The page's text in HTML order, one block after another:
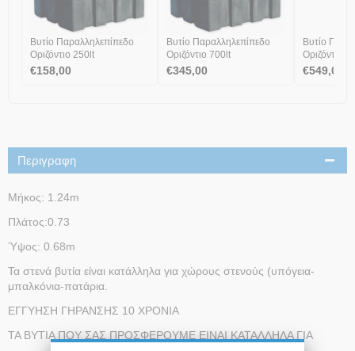
Βυτίο Παραλληλεπίπεδο
Οριζόντιο 250lt
€158,00
Βυτίο Παραλληλεπίπεδο
Οριζόντιο 700lt
€345,00
Βυτίο
Οριζόντιο
€549,00
Περιγραφη
Μήκος: 1.24m
Πλάτος:0.73
Ύψος: 0.68m
Τα στενά βυτία είναι κατάλληλα για χώρους στενούς (υπόγεια-
μπαλκόνια-πατάρια.
ΕΓΓΥΗΣΗ ΓΗΡΑΝΣΗΣ 10 ΧΡΟΝΙΑ
ΤΑ ΒΥΤΙΑ ΠΟΥ ΣΑΣ ΠΡΟΣΦΕΡΟΥΜΕ ΕΙΝΑΙ ΚΑΤΑΛΛΗΛΑ ΓΙΑ